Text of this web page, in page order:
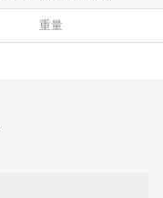
重量